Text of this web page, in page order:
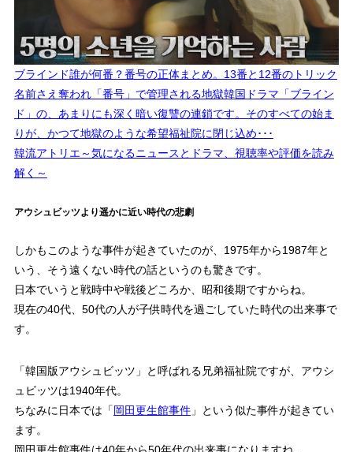
ブラインド誰が何番？番号の正体まとめ。13番と12番のトリック
名前さえ奪われ「番号」で管理される地獄韓国ドラマ「ブライン
ド」の、あまりにも深く暗い復讐の連鎖です。そのすべての始ま
りが、かつて地獄のような希望福祉院に閉じ込め･･･
韓流アトリエ～気になるニュースとドラマ、視聴率や評価を読み
解く～
アウシュビッツより遥かに近い時代の悲劇
しかもこのような事件が起きていたのが、1975年から1987年と
いう、そう遠くない時代の話というのも驚きです。
日本でいうと戦時中や戦後どころか、昭和後期ですからね。
現在の40代、50代の人が子供時代を過ごしていた時代の出来事で
す。
「韓国版アウシュビッツ」と呼ばれる兄弟福祉院ですが、アウシ
ュビッツは1940年代。
ちなみに日本では「岡田更生館事件」という似た事件が起きてい
ます。